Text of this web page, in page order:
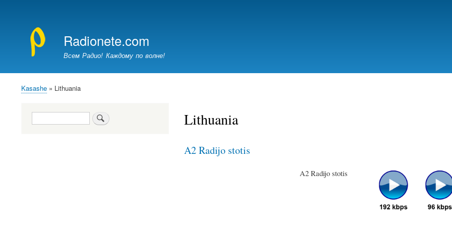
учётной
записи
пользователя
Radionete.com
Всем Радио! Каждому по волне!
Breadcrumb
Kasashe Lithuania
Lithuania
A2 Radijo stotis
A2 Radijo stotis
Search